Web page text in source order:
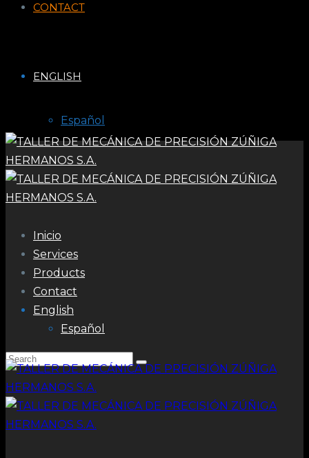
CONTACT
ENGLISH
Español
Inicio
Services
Products
Contact
English
Español